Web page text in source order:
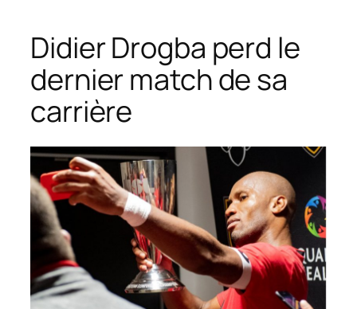
Didier Drogba perd le
dernier match de sa
carrière